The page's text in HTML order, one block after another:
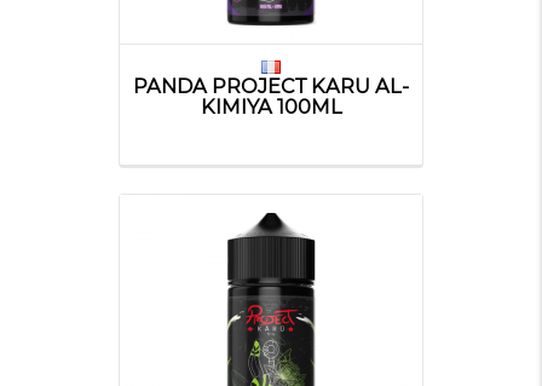
PANDA PROJECT KARU AL-
KIMIYA 100ML